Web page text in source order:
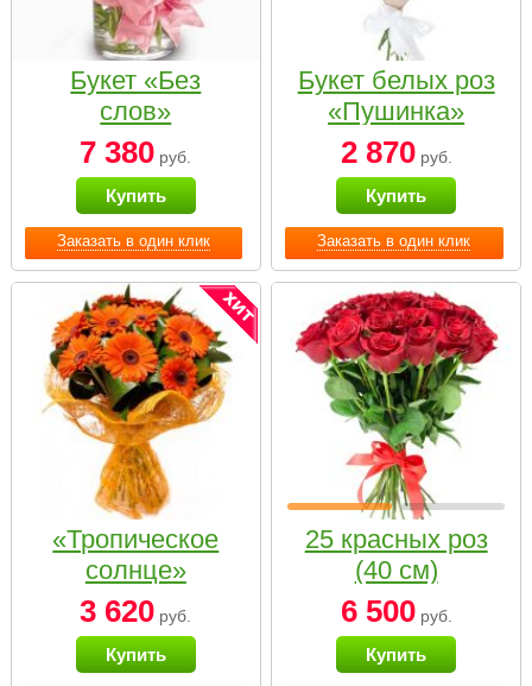
Заказать в один клик
Букет «Без
слов»
7 380 руб.
Купить
Заказать в один клик
Букет белых роз
«Пушинка»
2 870руб.
Купить
«Тропическое
солнце»
3 620 руб.
Купить
25 красных роз
(40 см)
6 500руб.
Купить